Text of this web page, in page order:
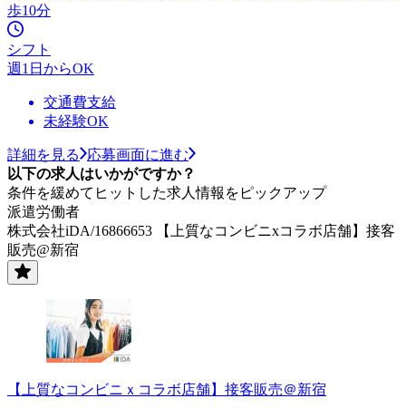
歩10分
シフト
週1日からOK
交通費支給
未経験OK
詳細を見る
応募画面に進む
以下の求人はいかがですか？
条件を緩めてヒットした求人情報をピックアップ
派遣労働者
株式会社iDA/16866653 【上質なコンビニxコラボ店舗】接客
販売@新宿
【上質なコンビニｘコラボ店舗】接客販売＠新宿